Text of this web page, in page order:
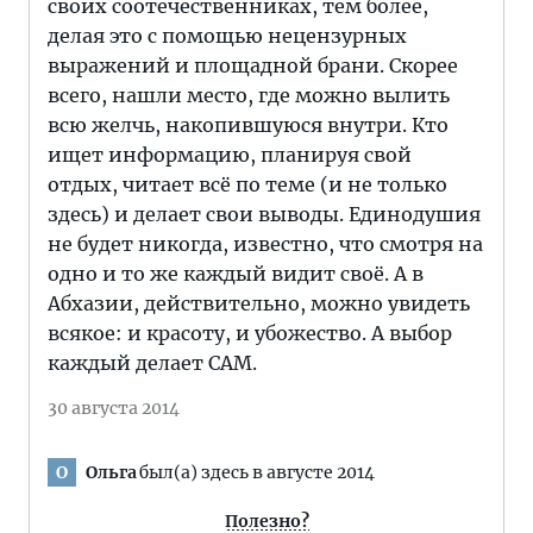
своих соотечественниках, тем более,
делая это с помощью нецензурных
выражений и площадной брани. Скорее
всего, нашли место, где можно вылить
всю желчь, накопившуюся внутри. Кто
ищет информацию, планируя свой
отдых, читает всё по теме (и не только
здесь) и делает свои выводы. Единодушия
не будет никогда, известно, что смотря на
одно и то же каждый видит своё. А в
Абхазии, действительно, можно увидеть
всякое: и красоту, и убожество. А выбор
каждый делает САМ.
30 августа 2014
О Ольгабыл(а) здесь в августе 2014
Полезно?